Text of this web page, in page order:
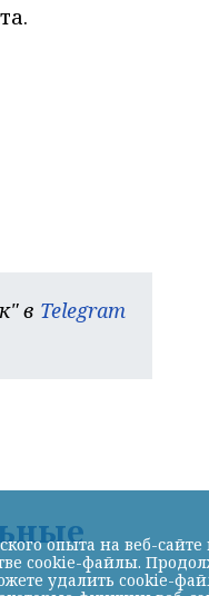
в Telegram
опыта на веб-сайте
cookie-файлы.
удалить cookie-